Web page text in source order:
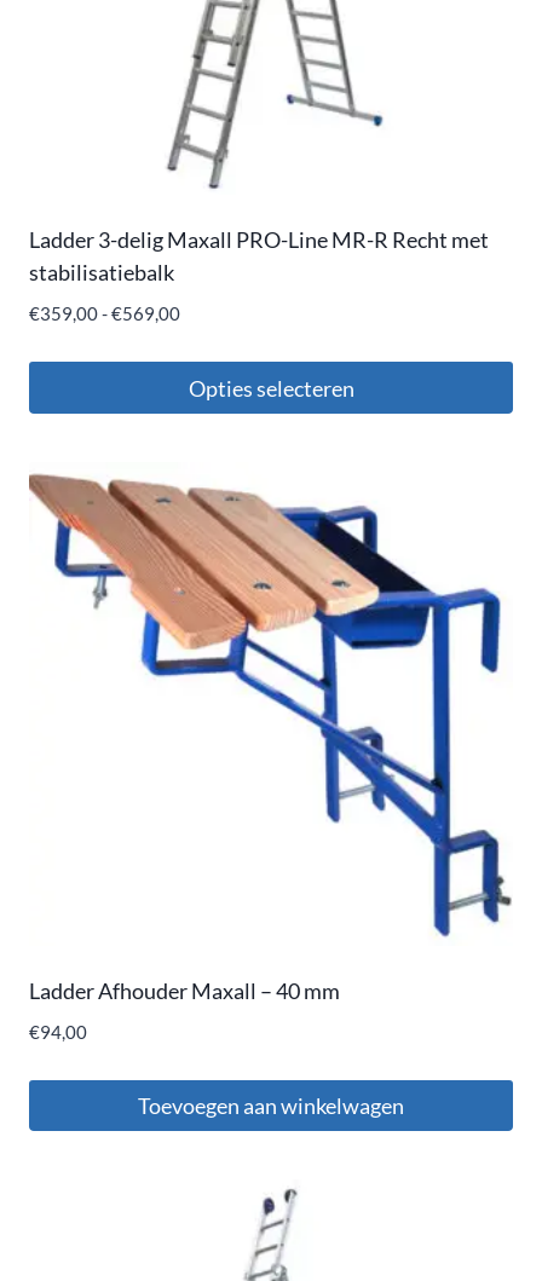
Ladder 3-delig Maxall PRO-Line MR-R Recht met
stabilisatiebalk
€359,00-€569,00
Opties selecteren
Ladder Afhouder Maxall – 40 mm
€94,00
Toevoegen aan winkelwagen